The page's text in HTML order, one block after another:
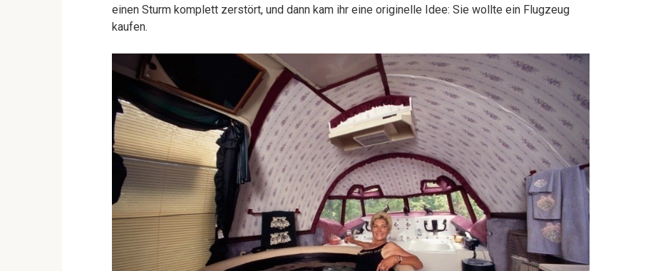
einen Sturm komplett zerstört, und dann kam ihr eine originelle Idee: Sie wollte ein Flugzeug
kaufen.